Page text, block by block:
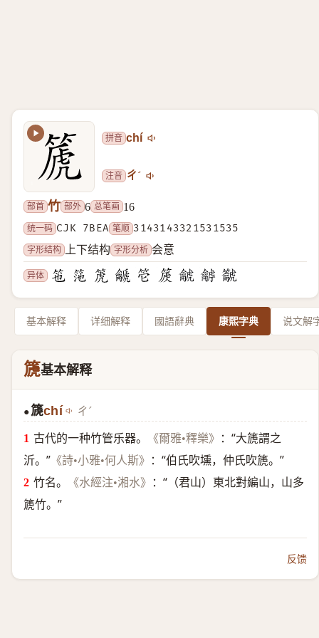
拼音 chí
注音 ㄔˊ
部首 竹 部外 6 总笔画 16
统一码 CJK 7BEA 笔顺 3143143321531535
字形结构
上下结构 字形分析 会意
异体
基本解释 详细解释 國語辭典 康熙字典 说文解
篪基本解释
●篪chí ㄔˊ
古代的一种竹管乐器。 《爾雅•釋樂》
：“大篪謂之
沂。” 《詩•小雅•何人斯》
：“伯氏吹壎，仲氏吹篪。”
竹名。
《水經注•湘水》
：“（君山）東北對編山，山多
篪竹。”
反馈